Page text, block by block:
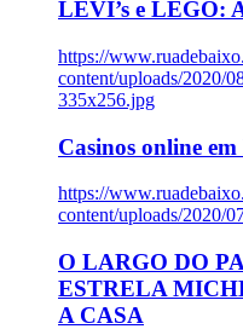
LEVI’s e LEGO:
https://
content/uploads/2020/
335x256.jpg
Casinos online
https://
content/uploads/2020/
O LARGO DO
ESTRELA
A CASA